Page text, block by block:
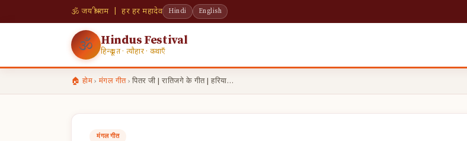
🕉 जय श्री राम | हर हर महादेव Hindi English
🕉 Hindus Festival
हिन्दू व्रत · त्यौहार · कथाएँ
🏠 होम› मंगल गीत › पितर जी | रातिजगे के गीत | हरिया…
मंगल गीत